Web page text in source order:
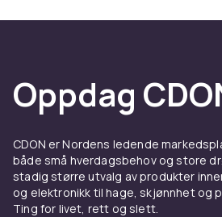
Oppdag
CDON er Nordens ledende
både små hverdagsbehov og store
stadig større utvalg av produkter
og elektronikk til hage, skjønnhet og
Ting for livet, rett og slett.